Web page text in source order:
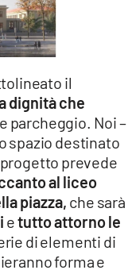
il
dignità che
parcheggio. Noi –
spazio destinato
prevede
al liceo
piazza, che sarà
etutto attorno le
di elementi di
forma e